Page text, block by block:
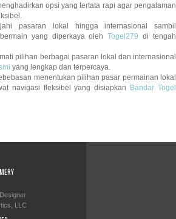
LLC
opsi yang tertata rapi agar pengalaman
pasaran lokal hingga internasional sambil
yang diperkaya olehTogel279 di tengah
pilihan berbagai pasaran lokal dan internasional
yang lengkap dan terpercaya.
menentukan pilihan pasar permainan lokal
navigasi fleksibel yang disiapkan
Bandar Togel